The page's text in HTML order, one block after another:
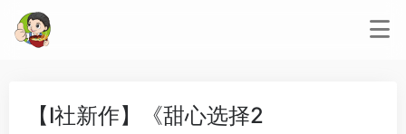
【I社新作】《甜心选择2